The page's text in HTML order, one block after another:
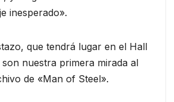
inesperado».
que tendrá lugar en el Hall
nuestra primera mirada al
de «Man of Steel».